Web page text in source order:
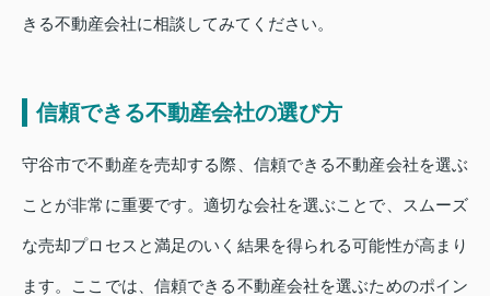
きる不動産会社に相談してみてください。
信頼できる不動産会社の選び方
守谷市で不動産を売却する際、信頼できる不動産会社を選ぶ
ことが非常に重要です。適切な会社を選ぶことで、スムーズ
な売却プロセスと満足のいく結果を得られる可能性が高まり
ます。ここでは、信頼できる不動産会社を選ぶためのポイン